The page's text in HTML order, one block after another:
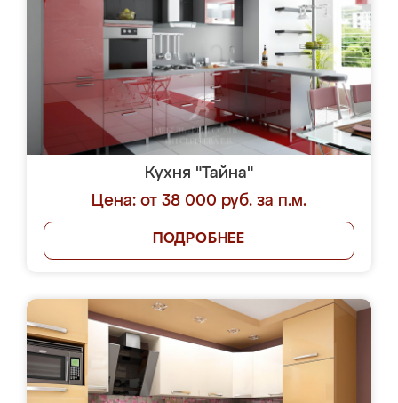
Кухня "Тайна"
Цена: от 38 000 руб. за п.м.
ПОДРОБНЕЕ